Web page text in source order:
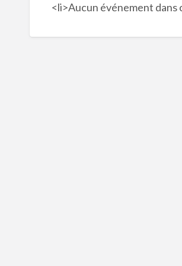
<li>Aucun événement